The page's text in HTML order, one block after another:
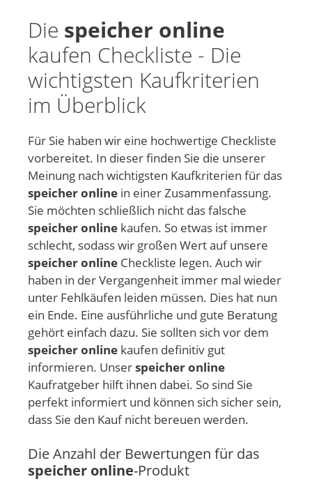
Die speicher online
kaufen Checkliste - Die
wichtigsten Kaufkriterien
im Überblick
Für Sie haben wir eine hochwertige Checkliste
vorbereitet. In dieser finden Sie die unserer
Meinung nach wichtigsten Kaufkriterien für das
speicher online in einer Zusammenfassung.
Sie möchten schließlich nicht das falsche
speicher online kaufen. So etwas ist immer
schlecht, sodass wir großen Wert auf unsere
speicher online Checkliste legen. Auch wir
haben in der Vergangenheit immer mal wieder
unter Fehlkäufen leiden müssen. Dies hat nun
ein Ende. Eine ausführliche und gute Beratung
gehört einfach dazu. Sie sollten sich vor dem
speicher online kaufen definitiv gut
informieren. Unserspeicher online
Kaufratgeber hilft ihnen dabei. So sind Sie
perfekt informiert und können sich sicher sein,
dass Sie den Kauf nicht bereuen werden.
Die Anzahl der Bewertungen für das
speicher online-Produkt